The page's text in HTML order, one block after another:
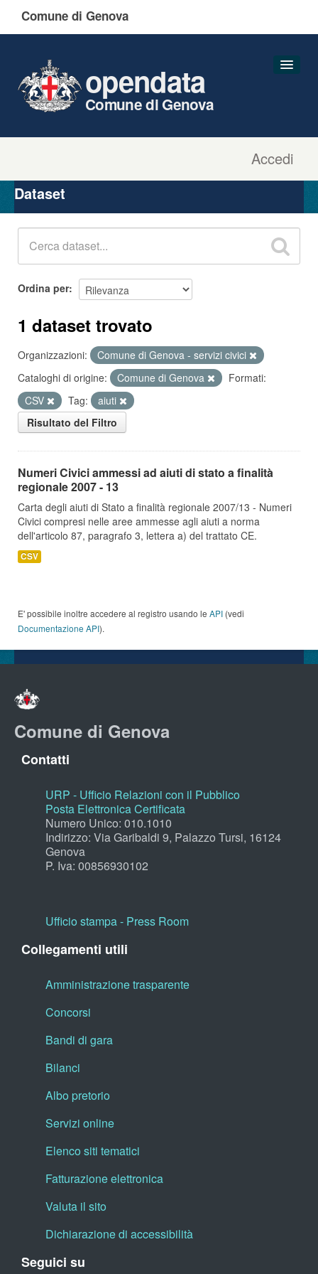
Comune di Genova
Accedi
opendata
Comune di Genova
Organizzazioni
Gruppi
Dataset
Ordina per
1 dataset trovato
Organizzazioni:
Comune di Genova - servizi civici
Cataloghi di origine:
Comune di Genova
Formati:
CSV
Tag:
aiuti
Risultato del Filtro
Numeri Civici ammessi ad aiuti di stato a finalità
regionale 2007 - 13
Carta degli aiuti di Stato a finalità regionale 2007/13 - Numeri
Civici compresi nelle aree ammesse agli aiuti a norma
dell'articolo 87, paragrafo 3, lettera a) del trattato CE.
CSV
E' possibile inoltre accedere al registro usando le API (vedi
Documentazione API).
Comune di Genova
Contatti
URP - Ufficio Relazioni con il Pubblico
Posta Elettronica Certificata
Numero Unico: 010.1010
Indirizzo: Via Garibaldi 9, Palazzo Tursi, 16124
Genova
P. Iva: 00856930102
Ufficio stampa - Press Room
Collegamenti utili
Amministrazione trasparente
Concorsi
Bandi di gara
Bilanci
Albo pretorio
Servizi online
Elenco siti tematici
Fatturazione elettronica
Valuta il sito
Dichiarazione di accessibilità
Seguici su